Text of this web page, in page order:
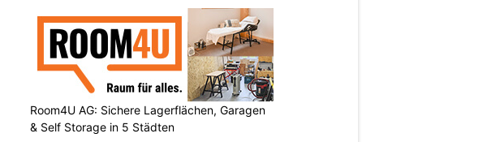
Room4U AG: Sichere Lagerflächen, Garagen
& Self Storage in 5 Städten